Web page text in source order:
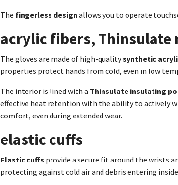
The fingerless design allows you to operate
acrylic fibers, Thinsulate
The gloves are made of high-qualitysynthetic
properties protect hands from cold, even in low
The interior is lined with a Thinsulate insulating
effective heat retention with the ability to actively
comfort, even during extended wear.
elastic cuffs
Elastic cuffs provide a secure fit around the wrists
protecting against cold air and debris entering